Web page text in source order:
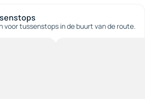
voor tussenstops in de buurt van de route.